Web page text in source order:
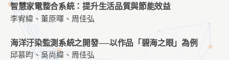
智慧家電整合系統：提升生活品質與節能效益
李宥緯、董原暉、周佳弘
海洋汙染監測系統之開發──以作品「碧海之眼」為例
邱慕昀、吳尚緯、周佳弘